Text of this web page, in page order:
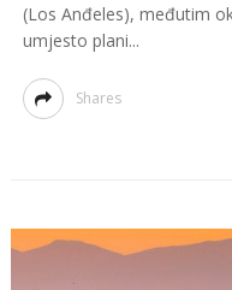
(Los Anđeles), međutim
umjesto plani...
Shares